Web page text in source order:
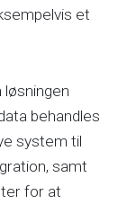
et
løsningen
behandles
system til
samt
for at